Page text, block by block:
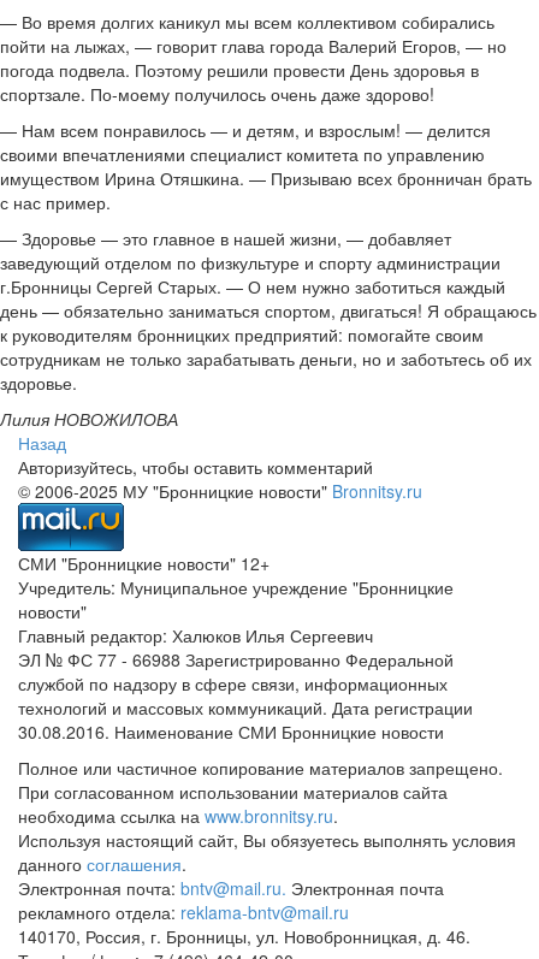
— Во время долгих каникул мы всем коллективом собирались
пойти на лыжах, — говорит глава города Валерий Егоров, — но
погода подвела. Поэтому решили провести День здоровья в
спортзале. По-моему получилось очень даже здорово!
— Нам всем понравилось — и детям, и взрослым! — делится
своими впечатлениями специалист комитета по управлению
имуществом Ирина Отяшкина. — Призываю всех бронничан брать
с нас пример.
— Здоровье — это главное в нашей жизни, — добавляет
заведующий отделом по физкультуре и спорту администрации
г.Бронницы Сергей Старых. — О нем нужно заботиться каждый
день — обязательно заниматься спортом, двигаться! Я обращаюсь
к руководителям бронницких предприятий: помогайте своим
сотрудникам не только зарабатывать деньги, но и заботьтесь об их
здоровье.
Лилия НОВОЖИЛОВА
Назад
Авторизуйтесь, чтобы оставить комментарий
© 2006-2025 МУ "Бронницкие новости" Bronnitsy.ru
СМИ "Бронницкие новости" 12+
Учредитель: Муниципальное учреждение "Бронницкие
новости"
Главный редактор: Халюков Илья Сергеевич
ЭЛ № ФС 77 - 66988 Зарегистрированно Федеральной
службой по надзору в сфере связи, информационных
технологий и массовых коммуникаций. Дата регистрации
30.08.2016. Наименование СМИ Бронницкие новости
Полное или частичное копирование материалов запрещено.
При согласованном использовании материалов сайта
необходима ссылка на www.bronnitsy.ru.
Используя настоящий сайт, Вы обязуетесь выполнять условия
данного соглашения.
Электронная почта: bntv@mail.ru. Электронная почта
рекламного отдела: reklama-bntv@mail.ru
140170, Россия, г. Бронницы, ул. Новобронницкая, д. 46.